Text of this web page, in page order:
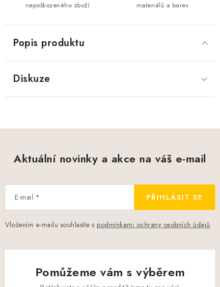
nepoškozeného zboží materiálů a barev
Popis produktu
Diskuze
Aktuální novinky a akce na váš e-mail
E-mail
Vložením e-mailu souhlasíte s podmínkami ochrany osobních údajů
PŘIHLÁSIT SE
Pomůžeme vám s výběrem